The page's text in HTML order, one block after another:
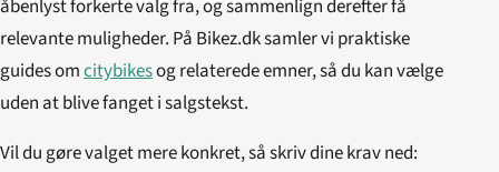
åbenlyst forkerte valg fra, og sammenlign derefter få
relevante muligheder. På Bikez.dk samler vi praktiske
guides omcitybikesog relaterede emner, så du kan vælge
uden at blive fanget i salgstekst.
Vil du gøre valget mere konkret, så skriv dine krav ned: